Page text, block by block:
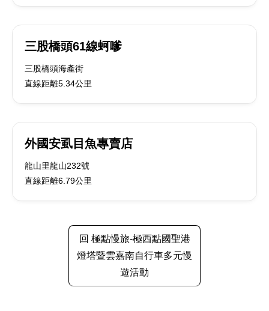
三股橋頭61線蚵嗲
三股橋頭海產街
直線距離5.34公里
外國安虱目魚專賣店
龍山里龍山232號
直線距離6.79公里
回 極點慢旅-極西點國聖港
燈塔暨雲嘉南自行車多元慢
遊活動